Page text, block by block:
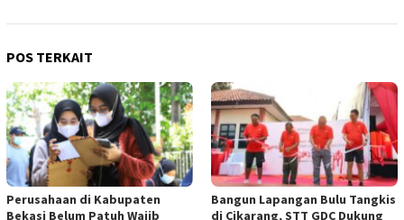
POS TERKAIT
Perusahaan di Kabupaten
Bekasi Belum Patuh Wajib
Bangun Lapangan Bulu Tangkis
di Cikarang, STT GDC Dukung